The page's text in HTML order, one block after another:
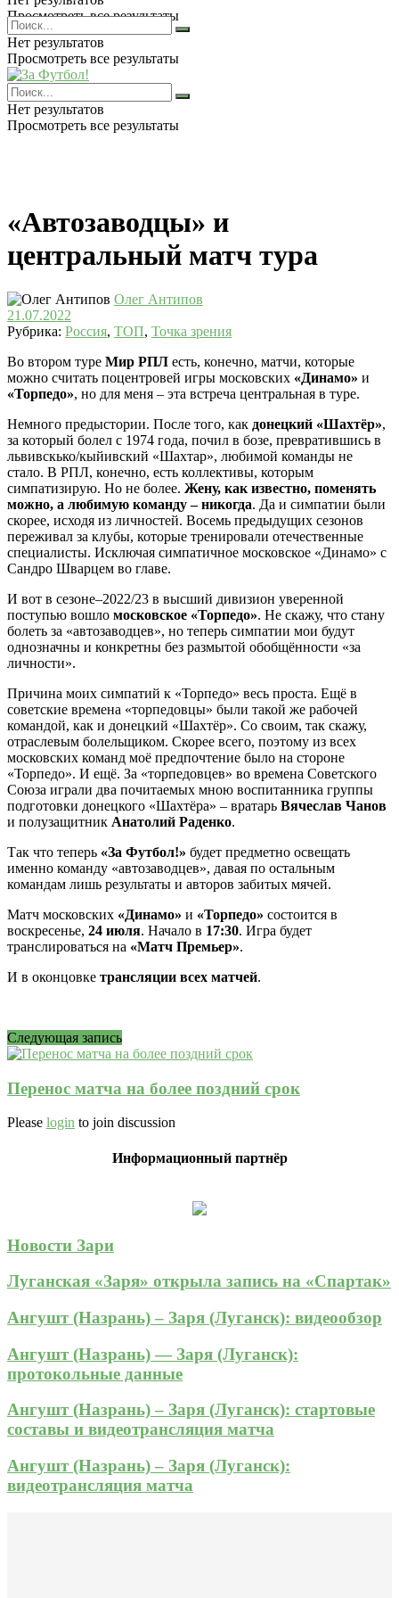
Просмотреть все результаты
Нет результатов
Просмотреть все результаты
Нет результатов
Просмотреть все результаты
«Автозаводцы» и
центральный матч тура
Олег Антипов
21.07.2022
Рубрика: Россия, ТОП, Точка зрения
Во втором туре Мир РПЛ есть, конечно, матчи, которые
можно считать поцентровей игры московских «Динамо» и
«Торпедо», но для меня – эта встреча центральная в туре.
Немного предыстории. После того, как донецкий «Шахтёр»,
за который болел с 1974 года, почил в бозе, превратившись в
львивскько/кыйивский «Шахтар», любимой команды не
стало. В РПЛ, конечно, есть коллективы, которым
симпатизирую. Но не более. Жену, как известно, поменять
можно, а любимую команду – никогда. Да и симпатии были
скорее, исходя из личностей. Восемь предыдущих сезонов
переживал за клубы, которые тренировали отечественные
специалисты. Исключая симпатичное московское «Динамо» с
Сандро Шварцем во главе.
И вот в сезоне–2022/23 в высший дивизион уверенной
поступью вошло московское «Торпедо». Не скажу, что стану
болеть за «автозаводцев», но теперь симпатии мои будут
однозначны и конкретны без размытой обобщённости «за
личности».
Причина моих симпатий к «Торпедо» весь проста. Ещё в
советские времена «торпедовцы» были такой же рабочей
командой, как и донецкий «Шахтёр». Со своим, так скажу,
отраслевым болельщиком. Скорее всего, поэтому из всех
московских команд моё предпочтение было на стороне
«Торпедо». И ещё. За «торпедовцев» во времена Советского
Союза играли два почитаемых мною воспитанника группы
подготовки донецкого «Шахтёра» – вратарь Вячеслав Чанов
и полузащитник Анатолий Раденко.
Так что теперь «За Футбол!» будет предметно освещать
именно команду «автозаводцев», давая по остальным
командам лишь результаты и авторов забитых мячей.
Матч московских «Динамо» и «Торпедо» состоится в
воскресенье, 24 июля. Начало в 17:30. Игра будет
транслироваться на «Матч Премьер».
И в оконцовке трансляции всех матчей.
Следующая запись
Перенос матча на более поздний срок
Please login to join discussion
Информационный партнёр
Новости Зари
Луганская «Заря» открыла запись на «Спартак»
Ангушт (Назрань) – Заря (Луганск): видеообзор
Ангушт (Назрань) — Заря (Луганск):
протокольные данные
Ангушт (Назрань) – Заря (Луганск): стартовые
составы и видеотрансляция матча
Ангушт (Назрань) – Заря (Луганск):
видеотрансляция матча